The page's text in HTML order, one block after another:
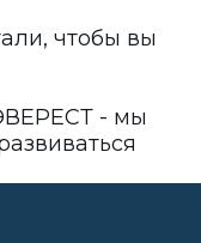
чтобы вы
- мы